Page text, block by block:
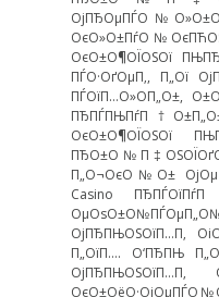
ОєО±О¶ОЇОЅОї
ПЃО·ОґОµП‚, П„Ої
ПЃОїП…О»О­П„О±,
ОєО±О¶ОЇОЅОї
П„О¬ОєО№О± ОјОµ
Casino
ОјПЂПЊОЅОїП…П‚
П„ОїП…. О‘ПЂПЊ